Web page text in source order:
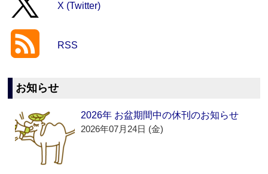
X (Twitter)
RSS
お知らせ
2026年 お盆期間中の休刊のお知らせ
2026年07月24日 (金)